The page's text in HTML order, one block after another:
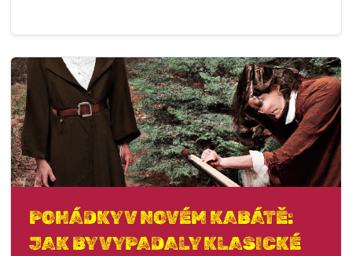
POHÁDKY V NOVÉM KABÁTĚ:
JAK BY VYPADALY KLASICKÉ